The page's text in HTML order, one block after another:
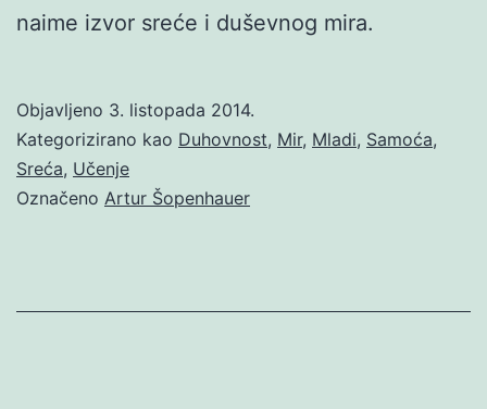
naime izvor sreće i duševnog mira.
Objavljeno 3. listopada 2014.
Kategorizirano kao Duhovnost, Mir, Mladi, Samoća,
Sreća, Učenje
Označeno Artur Šopenhauer